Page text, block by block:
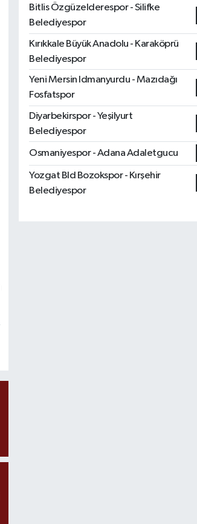
Bitlis Özgüzelderespor - Silifke
Belediyespor
Kırıkkale Büyük Anadolu - Karaköprü
Belediyespor
Yeni Mersin Idmanyurdu - Mazıdağı
Fosfatspor
Diyarbekirspor - Yeşilyurt
Belediyespor
Osmaniyespor - Adana Adaletgucu
Yozgat Bld Bozokspor - Kırşehir
Belediyespor